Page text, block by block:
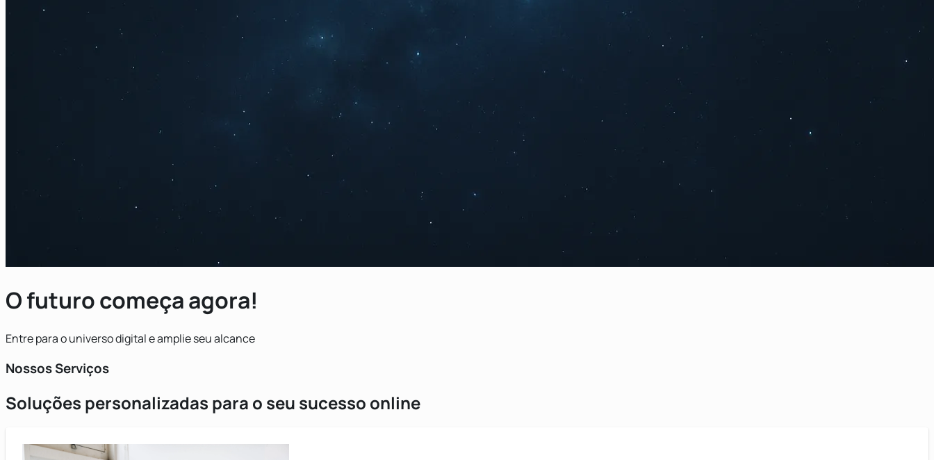
O futuro começa agora!
Entre para o universo digital e amplie seu alcance
Nossos Serviços
Soluções personalizadas para o seu sucesso online